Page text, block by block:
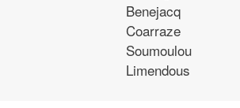
Benejacq
Coarraze
Soumoulou
Limendous